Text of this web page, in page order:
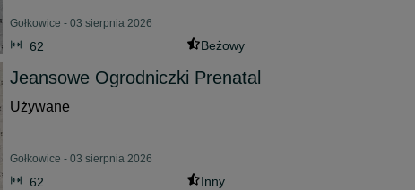
Gołkowice - 03 sierpnia 2026
62 Beżowy
Jeansowe Ogrodniczki Prenatal
Używane
Gołkowice - 03 sierpnia 2026
62 Inny